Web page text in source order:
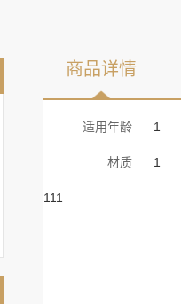
商品详情
适用年龄 1
材质 1
111